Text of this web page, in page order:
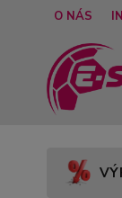
O NÁS